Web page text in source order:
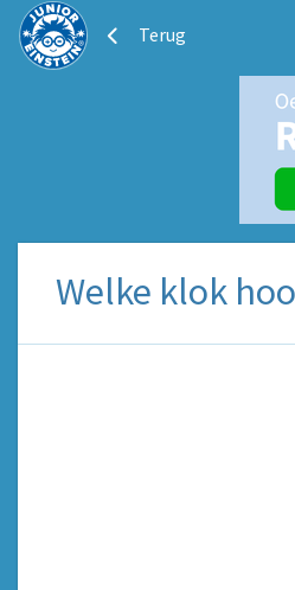
Terug
Welke klok